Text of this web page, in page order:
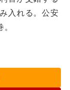
入れる。公安